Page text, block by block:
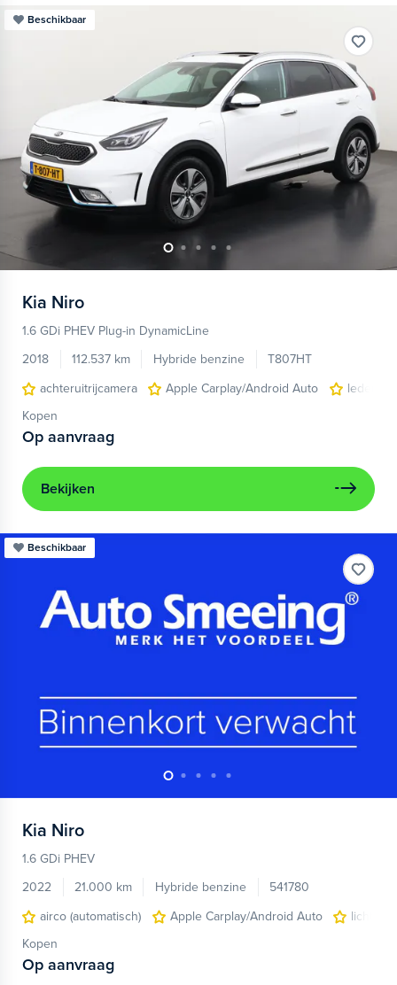
Beschikbaar
Kia Niro
1.6 GDi PHEV Plug-in DynamicLine
2018
112.537 km Hybride benzine
T807HT
achteruitrijcamera
Apple Carplay/Android Auto
Kopen
Op aanvraag
Bekijken
Beschikbaar
Kia Niro
1.6 GDi PHEV
2022
21.000 km Hybride benzine
541780
airco (automatisch)
Apple Carplay/Android Auto
Kopen
Op aanvraag